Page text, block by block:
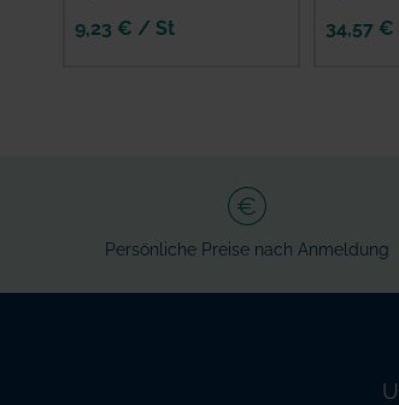
9,23 € / St 34,57
Persönliche Preise nach Anmeldung